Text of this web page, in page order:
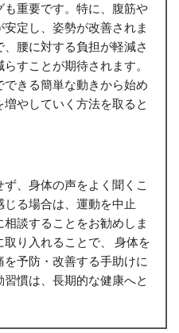
重要です。特に、腹筋や
定し、姿勢が改善されま
腰に対する負担が軽減さ
すことが期待されます。
きる簡単な動きから始め
やしていく方法を取ると
、身体の声をよく聞くこ
る場合は、運動を中止
談することをお勧めしま
り入れることで、 身体を
予防・改善する手助けに
慣は、長期的な健康へと